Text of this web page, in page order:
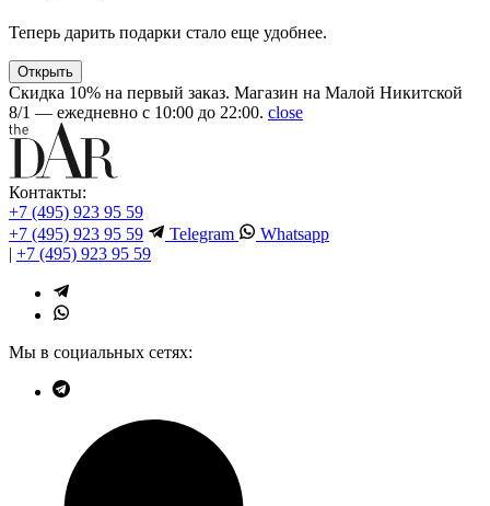
Теперь дарить подарки стало еще удобнее.
Открыть
Скидка 10% на первый заказ. Магазин на Малой Никитской
8/1 — ежедневно с 10:00 до 22:00. close
Контакты:
+7 (495) 923 95 59
+7 (495) 923 95 59
Telegram
Whatsapp
| +7 (495) 923 95 59
Мы в социальных сетях: